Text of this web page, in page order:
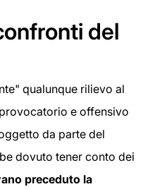
del
qualunque rilievo al
e offensivo
da parte del
dovuto tener conto dei
preceduto la